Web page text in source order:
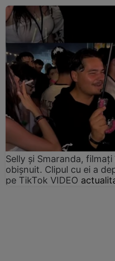
Selly și Smaranda,
obișnuit. Clipul cu ei a
pe TikTok VIDEO